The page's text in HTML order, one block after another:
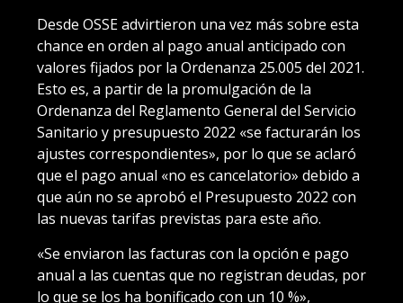
Desde OSSE advirtieron una vez más sobre esta
chance en orden al pago anual anticipado con
valores fijados por la Ordenanza 25.005 del 2021.
Esto es, a partir de la promulgación de la
Ordenanza del Reglamento General del Servicio
Sanitario y presupuesto 2022 «se facturarán los
ajustes correspondientes», por lo que se aclaró
que el pago anual «no es cancelatorio» debido a
que aún no se aprobó el Presupuesto 2022 con
las nuevas tarifas previstas para este año.
«Se enviaron las facturas con la opción e pago
anual a las cuentas que no registran deudas, por
lo que se los ha bonificado con un 10 %»,